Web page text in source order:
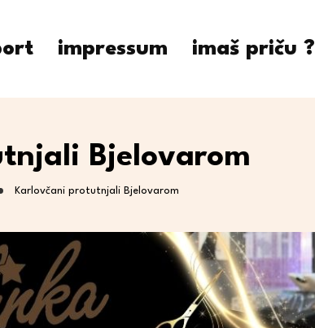
impressum imaš priču ?
Bjelovarom
Karlovčani protutnjali Bjelovarom